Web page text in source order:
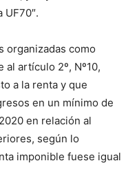
organizadas como
artículo 2º, Nº10,
a la renta y que
en un mínimo de
en relación al
según lo
imponible fuese igual